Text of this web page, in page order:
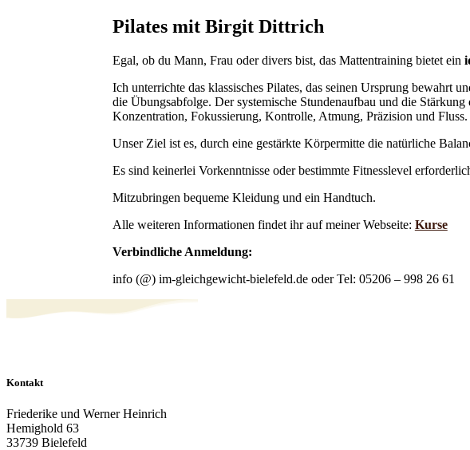
Pilates mit Birgit Dittrich
Egal, ob du Mann, Frau oder divers bist, das Mattentraining bietet ein
Ich unterrichte das klassisches Pilates, das seinen Ursprung bewahrt
die Übungsabfolge. Der systemische Stundenaufbau und die
Konzentration, Fokussierung, Kontrolle, Atmung, Präzision und Fluss.
Unser Ziel ist es, durch eine gestärkte Körpermitte die natürliche
Es sind keinerlei Vorkenntnisse oder bestimmte Fitnesslevel
Mitzubringen bequeme Kleidung und ein Handtuch.
Alle weiteren Informationen findet ihr auf meiner Webseite: Kurse
Verbindliche Anmeldung:
info (@) im-gleichgewicht-bielefeld.de oder Tel: 05206 – 998 26 61
Kontakt
Friederike und Werner Heinrich
Hemighold 63
33739 Bielefeld